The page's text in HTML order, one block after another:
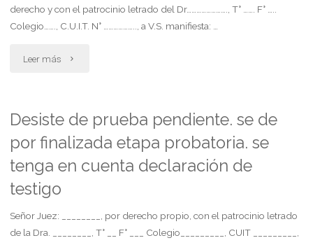
cautelar
innovar"
derecho y con el patrocinio letrado del Dr……………………., T° ……. F° …..
Colegio……., C.U.I.T. N° ……………….., a V.S. manifiesta: …
Leer más "Compensaciones
para
los
cónyuges
Desiste de prueba pendiente. se de
por finalizada etapa probatoria. se
tenga en cuenta declaración de
testigo
Señor Juez: ________, por derecho propio, con el patrocinio letrado
de la Dra. ________, T° __ F° ___ Colegio_________, CUIT _________,